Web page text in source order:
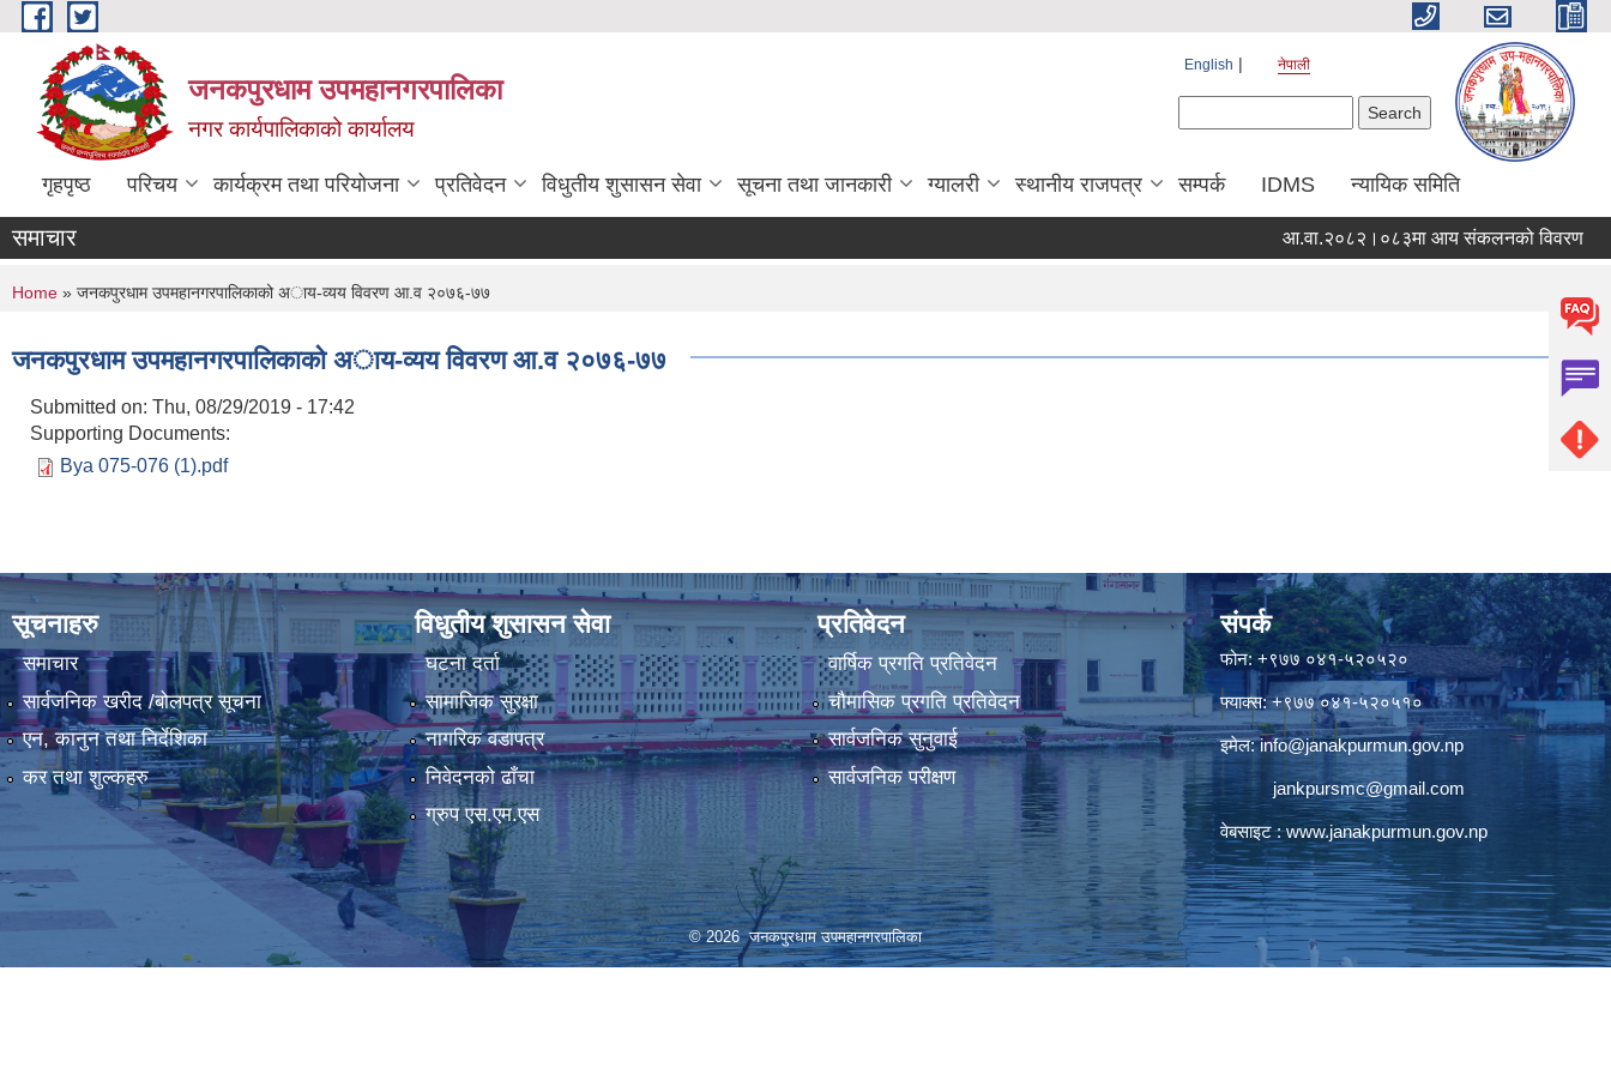
Skip to main content
जनकपुरधाम उपमहानगरपालिका
नगर कार्यपालिकाको कार्यालय
English नेपाली
गृहपृष्ठ परिचय कार्यक्रम तथा परियोजना प्रतिवेदन विधुतीय शुसासन सेवा सूचना तथा जानकारी ग्यालरी स्थानीय राजपत्र सम्पर्क IDMS न्यायिक समिति
समाचार आ.वा.२०८२।०८३मा आय संकलनको विवरण
You are here
Home » जनकपुरधाम उपमहानगरपालिकाको अाय-व्यय विवरण आ.व २०७६-७७
जनकपुरधाम उपमहानगरपालिकाको अाय-व्यय विवरण आ.व २०७६-७७
Submitted on: Thu, 08/29/2019 - 17:42
Supporting Documents:
Bya 075-076 (1).pdf
सूचनाहरु
समाचार
सार्वजनिक खरीद /बोलपत्र सूचना
एन, कानुन तथा निर्देशिका
कर तथा शुल्कहरु
विधुतीय शुसासन सेवा
घटना दर्ता
सामाजिक सुरक्षा
नागरिक वडापत्र
निवेदनको ढाँचा
ग्रुप एस.एम.एस
प्रतिवेदन
वार्षिक प्रगति प्रतिवेदन
चौमासिक प्रगति प्रतिवेदन
सार्वजनिक सुनुवाई
सार्वजनिक परीक्षण
संपर्क
फोन: +९७७ ०४१-५२०५२०
फ्याक्स: +९७७ ०४१-५२०५१०
इमेल:info@janakpurmun.gov.np
jankpursmc@gmail.com
वेबसाइट :www.janakpurmun.gov.np
© 2026 जनकपुरधाम उपमहानगरपालिका